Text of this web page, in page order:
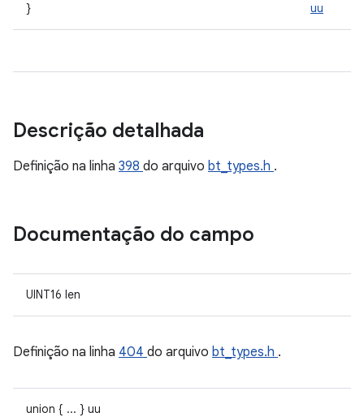
} uu
Descrição detalhada
Definição na linha 398 do arquivo bt_types.h .
Documentação do campo
UINT16 len
Definição na linha 404 do arquivo bt_types.h .
union { ... } uu